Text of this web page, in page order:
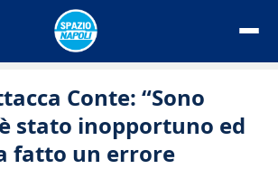
Conte: “Sono
stato inopportuno ed
fatto un errore